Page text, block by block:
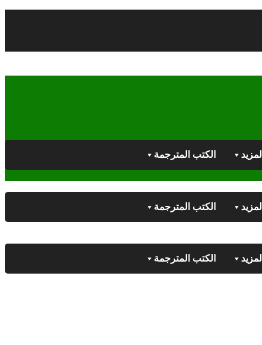
المزيد الكتب المترجمة
المزيد الكتب المترجمة
المزيد الكتب المترجمة